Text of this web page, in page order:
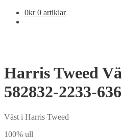
0kr 0 artiklar
Harris Tweed
582832-2233-636
Väst i Harris Tweed
100% ull